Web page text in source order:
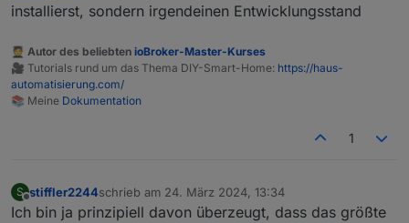
installierst, sondern irgendeinen Entwicklungsstand
🧑‍🎓 Autor des beliebten ioBroker-Master-Kurses
🎥 Tutorials rund um das Thema DIY-Smart-Home: https://haus-
automatisierung.com/
📚 Meine Dokumentation
1
S
Offline
stiffler2244schrieb am 24. März 2024, 13:34
zuletzt editiert von
Ich bin ja prinzipiell davon überzeugt, dass das größte